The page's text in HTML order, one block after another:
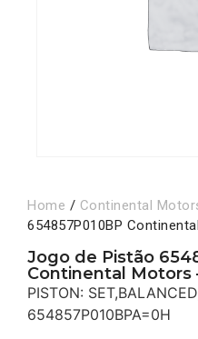
Home / Continental
654857P010BP
Jogo de Pistão
Continental Motors
PISTON:
654857P010BPA=0H